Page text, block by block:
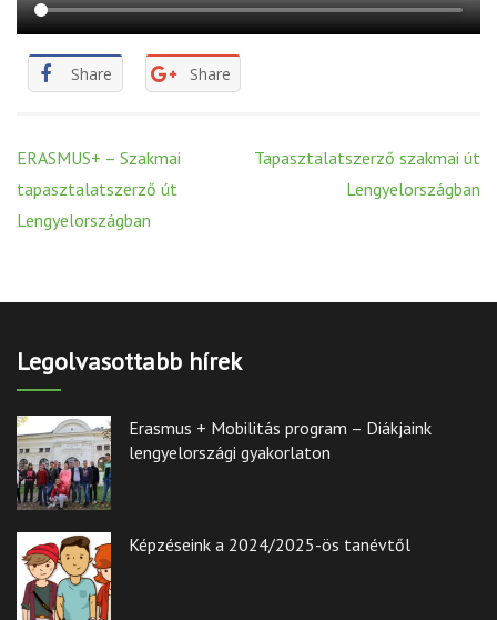
Share Share
Post
navigation
ERASMUS+ – Szakmai
tapasztalatszerző út
Lengyelországban
Tapasztalatszerző szakmai út
Lengyelországban
Legolvasottabb hírek
Erasmus + Mobilitás program – Diákjaink
lengyelországi gyakorlaton
Képzéseink a 2024/2025-ös tanévtől